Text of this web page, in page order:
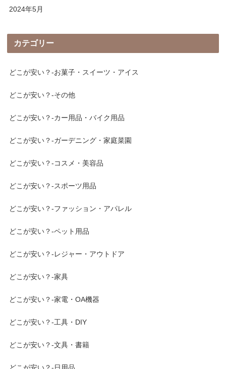
2024年5月
カテゴリー
どこが安い？-お菓子・スイーツ・アイス
どこが安い？-その他
どこが安い？-カー用品・バイク用品
どこが安い？-ガーデニング・家庭菜園
どこが安い？-コスメ・美容品
どこが安い？-スポーツ用品
どこが安い？-ファッション・アパレル
どこが安い？-ペット用品
どこが安い？-レジャー・アウトドア
どこが安い？-家具
どこが安い？-家電・OA機器
どこが安い？-工具・DIY
どこが安い？-文具・書籍
どこが安い？-日用品